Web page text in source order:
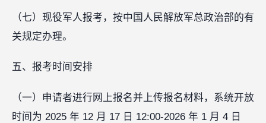
（七）现役军人报考，按中国人民解放军总政治部的有
关规定办理。
五、报考时间安排
（一）申请者进行网上报名并上传报名材料，系统开放
时间为 2025 年 12 月 17 日 12:00-2026 年 1 月 4 日